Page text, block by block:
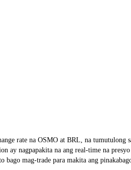
rate na OSMO at BRL, na
ay nagpapakita na ang real-time na
mag-trade para makita ang